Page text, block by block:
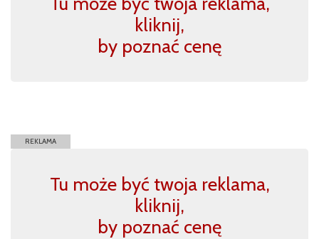
kliknij,
by poznać cenę
REKLAMA
Tu może być twoja reklama,
kliknij,
by poznać cenę